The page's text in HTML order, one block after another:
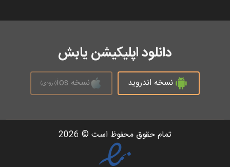
دانلود اپلیکیشن یابش
نسخه اندروید نسخه ios (بزودی)
تمام حقوق محفوظ است © 2026